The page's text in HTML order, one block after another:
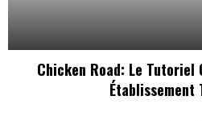
Chicken Road: Le Tutoriel
Établissement